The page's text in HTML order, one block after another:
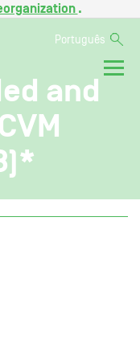
.
Português
and